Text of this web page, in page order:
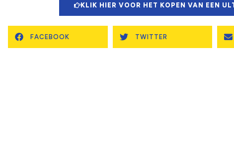
KLIK HIER VOOR HET KOPEN VAN EEN
FACEBOOK TWITTER